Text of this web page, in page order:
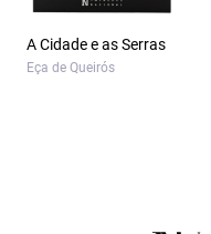
A Cidade e as Serras
Eça de Queirós